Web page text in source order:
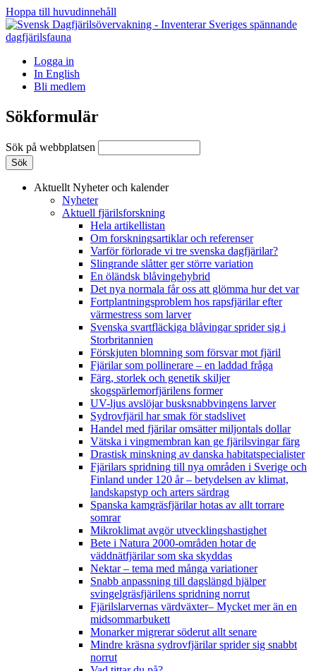
Hoppa till huvudinnehåll
Logga in
In English
Bli medlem
Sökformulär
Sök på webbplatsen
Aktuellt Nyheter och kalender
Nyheter
Aktuell fjärilsforskning
Hela artikellistan
Om forskningsartiklar och referenser
Varför förlorade vi tre svenska dagfjärilar?
Slingrande slåtter ger större variation
En öländsk blåvingehybrid
Det nya normala får oss att glömma hur det var
Fortplantningsproblem hos rapsfjärilar efter
värmestress som larver
Svenska svartfläckiga blåvingar sprider sig i
Storbritannien
Förskjuten blomning som försvar mot fjäril
Fjärilar som pollinerare – en laddad fråga
Färg, storlek och genetik skiljer
skogspärlemorfjärilens former
UV-ljus avslöjar busksnabbvingens larver
Sydrovfjäril har smak för stadslivet
Handel med fjärilar omsätter miljontals dollar
Vätska i vingmembran kan ge fjärilsvingar färg
Drastisk minskning av danska habitatspecialister
Fjärilars spridning till nya områden i Sverige och
Finland under 120 år– betydelsen av klimat,
landskapstyp och arters särdrag
Spanska kamgräsfjärilar hotas av allt torrare
somrar
Mikroklimat avgör utvecklingshastighet
Bete i Natura 2000-områden hotar de
väddnätfjärilar som ska skyddas
Nektar – tema med många variationer
Snabb anpassning till dagslängd hjälper
svingelgräsfjärilens spridning norrut
Fjärilslarvernas värdväxter– Mycket mer än en
midsommarbukett
Monarker migrerar söderut allt senare
Mindre kräsna sydrovfjärilar sprider sig snabbt
norrut